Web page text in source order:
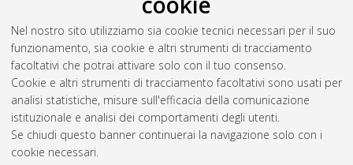
Nel nostro sito utilizziamo sia cookie tecnici necessari per il suo
funzionamento, sia cookie e altri strumenti di tracciamento
facoltativi che potrai attivare solo con il tuo consenso.
Cookie e altri strumenti di tracciamento facoltativi sono usati per
analisi statistiche, misure sull'efficacia della comunicazione
istituzionale e analisi dei comportamenti degli utenti.
Se chiudi questo banner continuerai la navigazione solo con i
cookie necessari.
Abstract
Altri metadati
Gestione del documento:
Atom